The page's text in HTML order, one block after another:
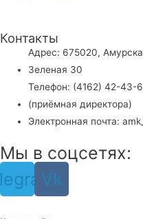
Контакты
Адрес: 675020,
Зеленая 30
Телефон: (4162) 42-43-
(приёмная директора)
Электронная почта:
Мы в соцсетях:
Vk